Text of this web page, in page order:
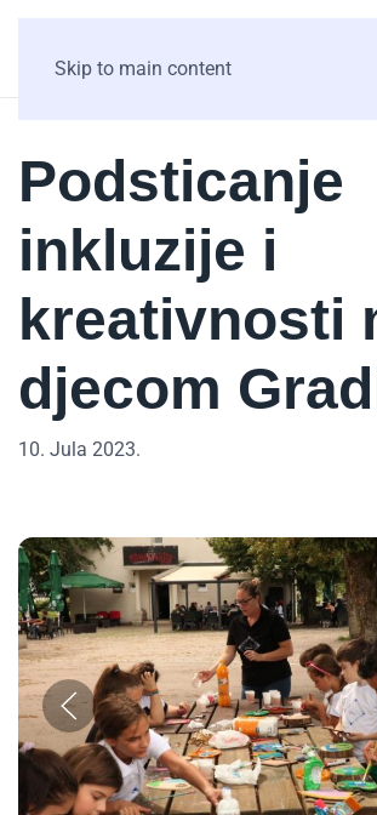
Skip to main content
Podsticanje
inkluzije i
kreativnosti
djecom
10. Jula 2023.